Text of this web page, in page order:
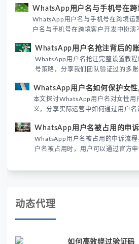
境团队高效触达目标客户。
WhatsApp用户名与手机号在跨
WhatsApp用户名与手机号在跨境运
户名与手机号在跨境客户开发中扮演
际差异，帮助团队优化WhatsApp营
WhatsApp用户名抢注背后的
WhatsApp用户名抢注完整设置教
号策略，分享我们团队验证过的多
性直接影响转化率。
WhatsApp用户名如何保护女
本文探讨WhatsApp用户名对女性用
义，分享实际运营中如何通过用户名
已成为全球数字沟通的首要考量。
WhatsApp用户名被占用的申
WhatsApp用户名被占用的申诉流
户名被占用时，用户可以通过官方
账号安全。
动态代理
如何高效绕过验证码